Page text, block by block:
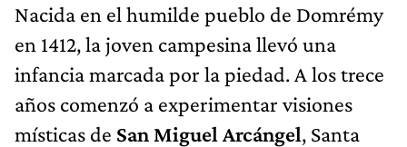
Nacida en el humilde pueblo de Domrémy
en 1412, la joven campesina llevó una
infancia marcada por la piedad. A los trece
años comenzó a experimentar visiones
místicas de San Miguel Arcángel, Santa